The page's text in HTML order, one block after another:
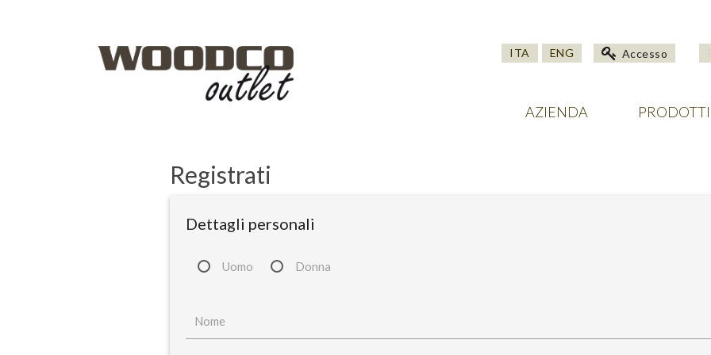
ITA ENG Accesso
AZIENDA PRODOTTI
Registrati
Dettagli personali
Uomo Donna
Nome